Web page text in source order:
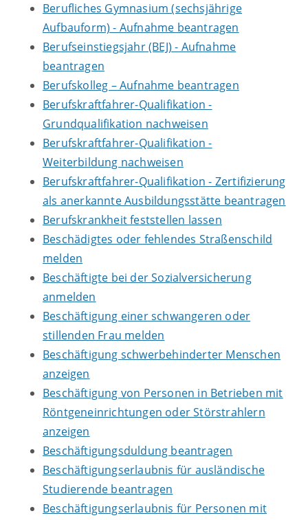
Berufliches Gymnasium (sechsjährige
Aufbauform) - Aufnahme beantragen
Berufseinstiegsjahr (BEJ) - Aufnahme
beantragen
Berufskolleg – Aufnahme beantragen
Berufskraftfahrer-Qualifikation -
Grundqualifikation nachweisen
Berufskraftfahrer-Qualifikation -
Weiterbildung nachweisen
Berufskraftfahrer-Qualifikation - Zertifizierung
als anerkannte Ausbildungsstätte beantragen
Berufskrankheit feststellen lassen
Beschädigtes oder fehlendes Straßenschild
melden
Beschäftigte bei der Sozialversicherung
anmelden
Beschäftigung einer schwangeren oder
stillenden Frau melden
Beschäftigung schwerbehinderter Menschen
anzeigen
Beschäftigung von Personen in Betrieben mit
Röntgeneinrichtungen oder Störstrahlern
anzeigen
Beschäftigungsduldung beantragen
Beschäftigungserlaubnis für ausländische
Studierende beantragen
Beschäftigungserlaubnis für Personen mit